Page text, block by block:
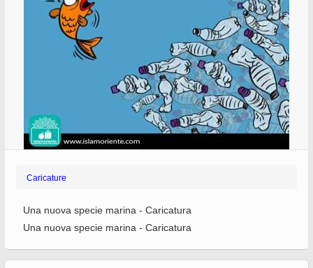
Caricature
Una nuova specie marina - Caricatura
Una nuova specie marina - Caricatura